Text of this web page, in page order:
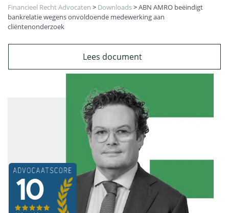
Financieel Recht Advocaten > Downloads>ABN AMRO beëindigt
bankrelatie wegens onvoldoende medewerking aan
cliëntenonderzoek
Lees document